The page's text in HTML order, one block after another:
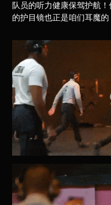
队员的听力健康保驾护航
的护目镜也正是咱们耳魔的